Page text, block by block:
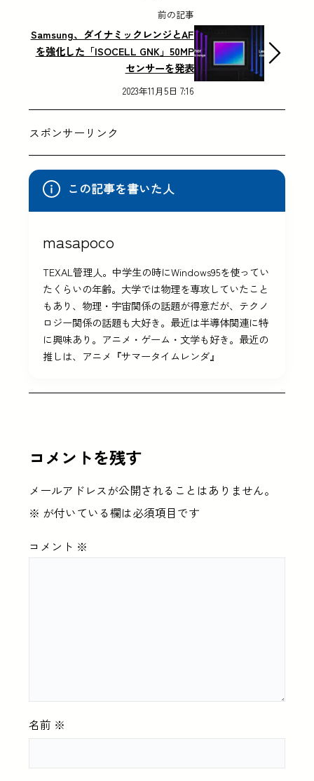
前の記事
Samsung、ダイナミックレンジとAF
を強化した「ISOCELL GNK」50MP
センサーを発表
2023年11月5日 7:16
スポンサーリンク
この記事を書いた人
masapoco
TEXAL管理人。中学生の時にWindows95を使ってい
たくらいの年齢。大学では物理を専攻していたこと
もあり、物理・宇宙関係の話題が得意だが、テクノ
ロジー関係の話題も大好き。最近は半導体関連に特
に興味あり。アニメ・ゲーム・文学も好き。最近の
推しは、アニメ『サマータイムレンダ』
コメントを残す
メールアドレスが公開されることはありません。
※ が付いている欄は必須項目です
コメント ※
名前 ※